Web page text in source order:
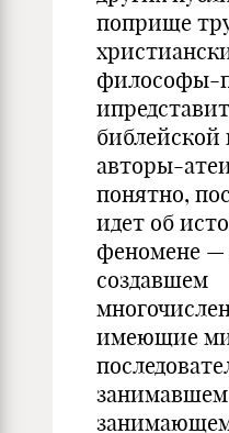
поприще
философы-
авторы-
понятно,
идет об
феномене —
создавшем
имеющие